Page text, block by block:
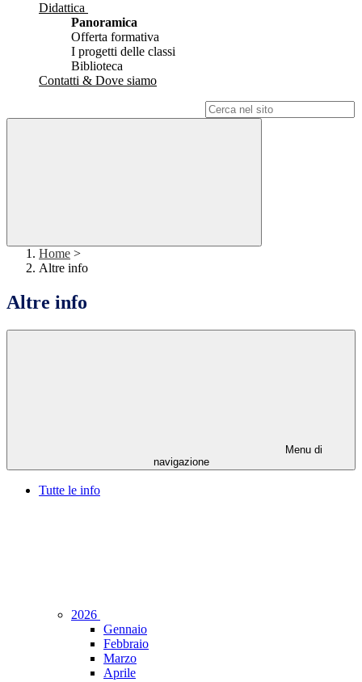
Didattica
Panoramica
Offerta formativa
I progetti delle classi
Biblioteca
Contatti & Dove siamo
Home >
Altre info
Altre info
Menu di
navigazione
Tutte le info
2026
Gennaio
Febbraio
Marzo
Aprile